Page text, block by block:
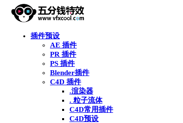
插件预设
AE 插件
PR 插件
PS 插件
Blender插件
C4D 插件
.渲染器
. 粒子流体
C4D常用插件
C4D预设